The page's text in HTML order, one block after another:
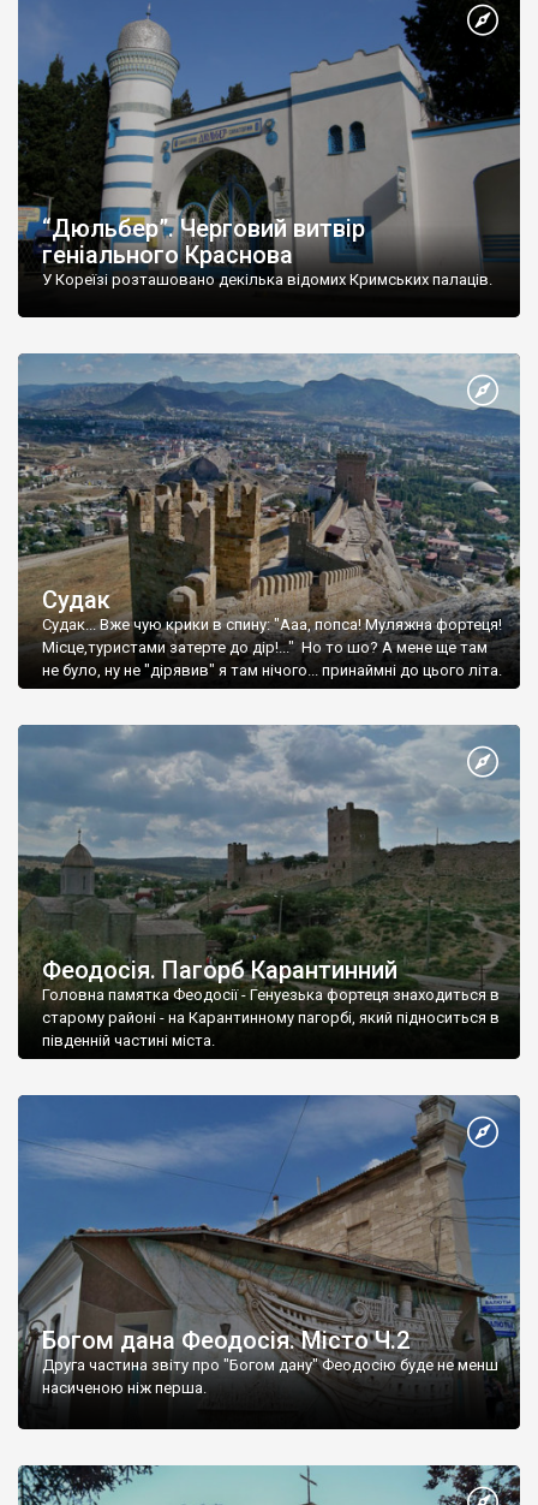
“Дюльбер”. Черговий витвір
геніального Краснова
У Кореїзі розташовано декілька відомих Кримських палаців.
Судак
Судак... Вже чую крики в спину: "Ааа, попса! Муляжна фортеця!
Місце,туристами затерте до дір!..." Но то шо? А мене ще там
не було, ну не "дірявив" я там нічого... принаймні до цього літа.
Феодосія. Пагорб Карантинний
Головна памятка Феодосії - Генуезька фортеця знаходиться в
старому районі - на Карантинному пагорбі, який підноситься в
південній частині міста.
Богом дана Феодосія. Місто Ч.2
Друга частина звіту про "Богом дану" Феодосію буде не менш
насиченою ніж перша.